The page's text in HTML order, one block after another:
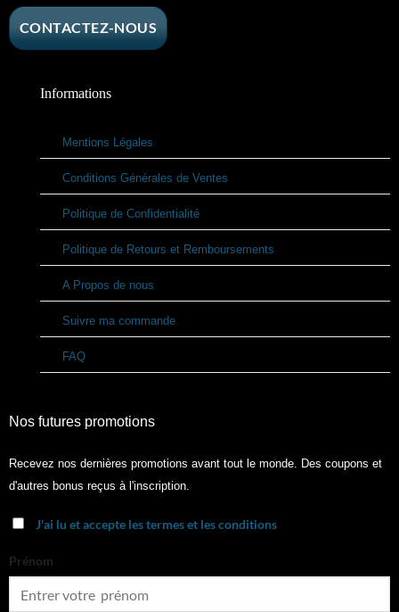
CONTACTEZ-NOUS
Informations
Mentions Légales
Conditions Générales de Ventes
Politique de Confidentialité
Politique de Retours et Remboursements
A Propos de nous
Suivre ma commande
FAQ
Nos futures promotions
Recevez nos dernières promotions avant tout le monde. Des coupons et
d'autres bonus reçus à l'inscription.
J'ai lu et accepte les termes et les conditions
Prénom